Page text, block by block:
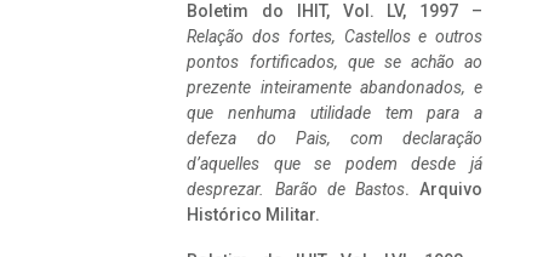
Boletim do IHIT, Vol. LV, 1997 –
Relação dos fortes, Castellos e outros
pontos fortificados, que se achão ao
prezente inteiramente abandonados, e
que nenhuma utilidade tem para a
defeza do Pais, com declaração
d’aquelles que se podem desde já
desprezar. Barão de Bastos. Arquivo
Histórico Militar.